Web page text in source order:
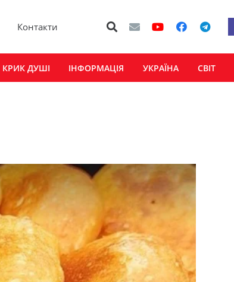
Контакти
КРИК ДУШІ ІНФОРМАЦІЯ УКРАЇНА СВІТ